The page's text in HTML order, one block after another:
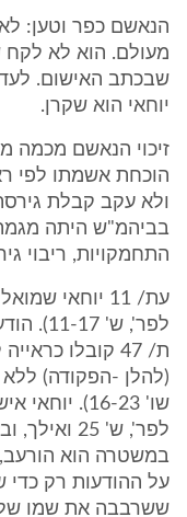
הנאשם כפר וטען:
מעולם. הוא לא
שבכתב האישום.
יוחאי הוא שקרן.
זיכוי הנאשם מכמה
הוכחת אשמתו לפי
ולא עקב קבלת
בביהמ"ש היתה
התחמקויות, ריבוי
במשטרה הוא
על ההודעות רק כדי